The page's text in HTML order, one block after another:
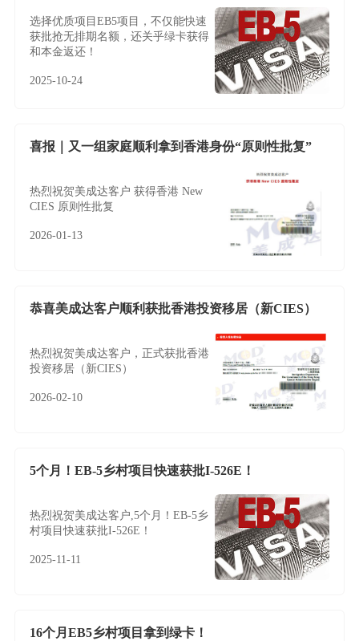
选择优质项目EB5项目，不仅能快速
获批抢无排期名额，还关乎绿卡获得
和本金返还！
2025-10-24
喜报｜又一组家庭顺利拿到香港身份“原则性批复”
热烈祝贺美成达客户 获得香港 New
CIES 原则性批复
2026-01-13
恭喜美成达客户顺利获批香港投资移居（新CIES）
热烈祝贺美成达客户，正式获批香港
投资移居（新CIES）
2026-02-10
5个月！EB-5乡村项目快速获批I-526E！
热烈祝贺美成达客户,5个月！EB-5乡
村项目快速获批I-526E！
2025-11-11
16个月EB5乡村项目拿到绿卡！